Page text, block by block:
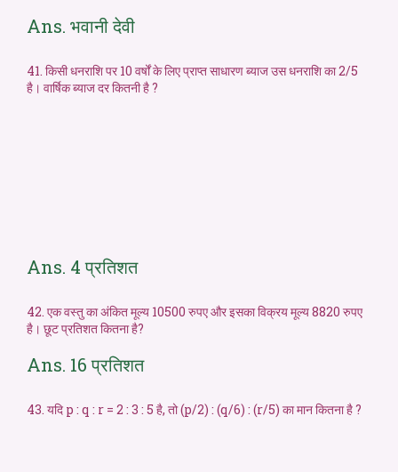
Ans. भवानी देवी
41. किसी धनराशि पर 10 वर्षों के लिए प्राप्त साधारण ब्याज उस धनराशि का 2/5
है। वार्षिक ब्याज दर कितनी है ?
Ans. 4 प्रतिशत
42. एक वस्तु का अंकित मूल्य 10500 रुपए और इसका विक्रय मूल्य 8820 रुपए
है। छूट प्रतिशत कितना है?
Ans. 16 प्रतिशत
43. यदि p : q : r = 2 : 3 : 5 है, तो (p/2) : (q/6) : (r/5) का मान कितना है ?